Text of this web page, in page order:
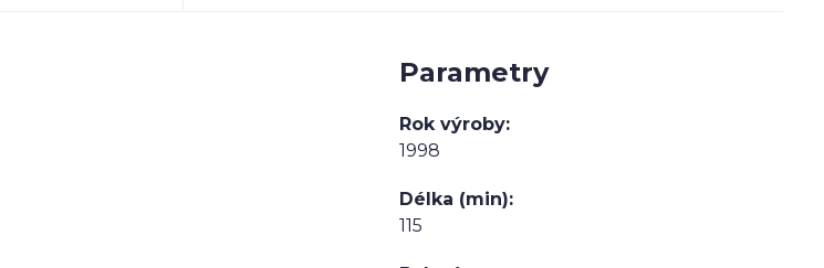
Parametry
Rok výroby
1998
Délka (min)
115